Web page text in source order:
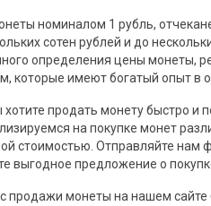
номиналом 1 рубль,
сотен рублей и до
определения цены монеты,
которые имеют богатый опыт в
хотите продать монету быстро
на покупке монет
стоимостью. Отправляйте нам
выгодное предложение о
продажи монеты на нашем